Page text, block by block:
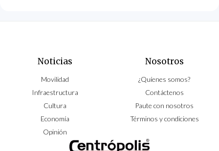
Noticias
Movilidad
Infraestructura
Cultura
Economía
Opinión
Nosotros
¿Quíenes somos?
Contáctenos
Paute con nosotros
Términos y condiciones